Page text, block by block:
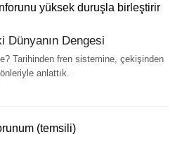
Dengesi
Tarihinden fren sistemine, çekişinden
anlattık.